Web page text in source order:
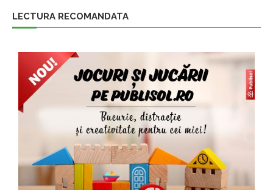
LECTURA RECOMANDATA